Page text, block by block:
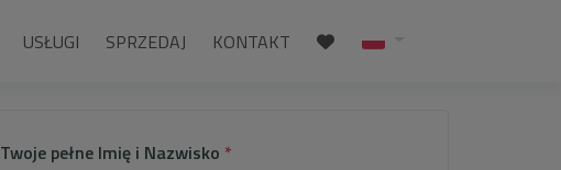
USŁUGI SPRZEDAJ KONTAKT
Twoje pełne Imię i Nazwisko *